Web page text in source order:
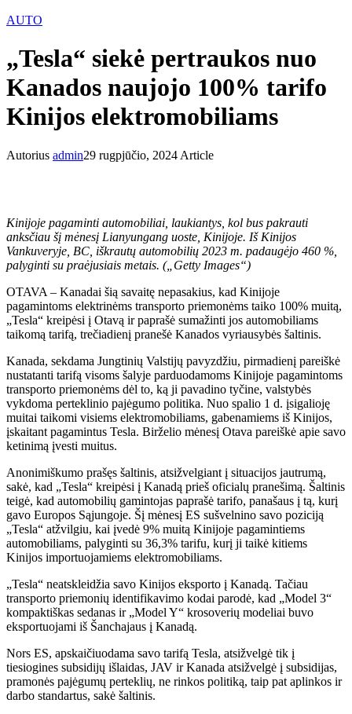
AUTO
„Tesla“ siekė pertraukos nuo
Kanados naujojo 100% tarifo
Kinijos elektromobiliams
Autorius admin29 rugpjūčio, 2024 Article
Kinijoje pagaminti automobiliai, laukiantys, kol bus pakrauti
anksčiau šį mėnesį Lianyungang uoste, Kinijoje. Iš Kinijos
Vankuveryje, BC, iškrautų automobilių 2023 m. padaugėjo 460 %,
palyginti su praėjusiais metais. („Getty Images“)
OTAVA – Kanadai šią savaitę nepasakius, kad Kinijoje
pagamintoms elektrinėms transporto priemonėms taiko 100% muitą,
„Tesla“ kreipėsi į Otavą ir paprašė sumažinti jos automobiliams
taikomą tarifą, trečiadienį pranešė Kanados vyriausybės šaltinis.
Kanada, sekdama Jungtinių Valstijų pavyzdžiu, pirmadienį pareiškė
nustatanti tarifą visoms šalyje parduodamoms Kinijoje pagamintoms
transporto priemonėms dėl to, ką ji pavadino tyčine, valstybės
vykdoma perteklinio pajėgumo politika. Nuo spalio 1 d. įsigalioję
muitai taikomi visiems elektromobiliams, gabenamiems iš Kinijos,
įskaitant pagamintus Tesla. Birželio mėnesį Otava pareiškė apie savo
ketinimą įvesti muitus.
Anonimiškumo prašęs šaltinis, atsižvelgiant į situacijos jautrumą,
sakė, kad „Tesla“ kreipėsi į Kanadą prieš oficialų pranešimą. Šaltinis
teigė, kad automobilių gamintojas paprašė tarifo, panašaus į tą, kurį
gavo Europos Sąjungoje. Šį mėnesį ES sušvelnino savo poziciją
„Tesla“ atžvilgiu, kai įvedė 9% muitą Kinijoje pagamintiems
automobiliams, palyginti su 36,3% tarifu, kurį ji taikė kitiems
Kinijos importuojamiems elektromobiliams.
„Tesla“ neatskleidžia savo Kinijos eksporto į Kanadą. Tačiau
transporto priemonių identifikavimo kodai parodė, kad „Model 3“
kompaktiškas sedanas ir „Model Y“ krosoverių modeliai buvo
eksportuojami iš Šanchajaus į Kanadą.
Nors ES, apskaičiuodama savo tarifą Tesla, atsižvelgė tik į
tiesiogines subsidijų išlaidas, JAV ir Kanada atsižvelgė į subsidijas,
pramonės pajėgumų perteklių, ne rinkos politiką, taip pat aplinkos ir
darbo standartus, sakė šaltinis.